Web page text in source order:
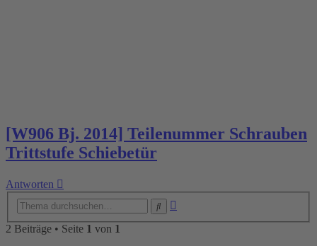
[W906 Bj. 2014] Teilenummer Schrauben
Trittstufe Schiebetür
Antworten
2 Beiträge • Seite 1 von 1